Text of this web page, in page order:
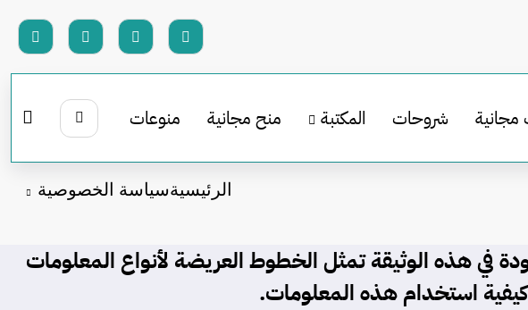
شروحات المكتبة منح مجانية منوعات
الرئيسيةسياسة الخصوصية
في هذه الوثيقة تمثل الخطوط العريضة لأنواع المعلومات
استخدام هذه المعلومات.